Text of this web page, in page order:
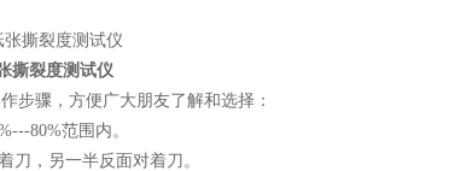
撕裂度测试仪
步骤，方便广大朋友了解和选择：
80%范围内。
刀，另一半反面对着刀。